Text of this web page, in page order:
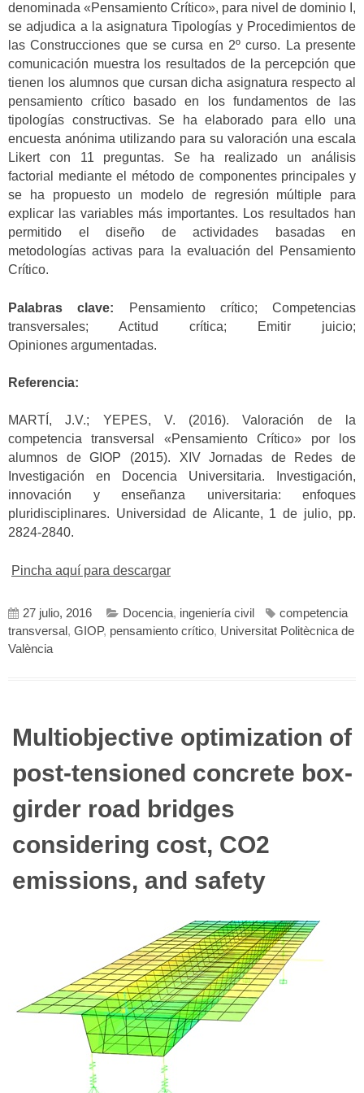
denominada «Pensamiento Crítico», para nivel de dominio I,
se adjudica a la asignatura Tipologías y Procedimientos de
las Construcciones que se cursa en 2º curso. La presente
comunicación muestra los resultados de la percepción que
tienen los alumnos que cursan dicha asignatura respecto al
pensamiento crítico basado en los fundamentos de las
tipologías constructivas. Se ha elaborado para ello una
encuesta anónima utilizando para su valoración una escala
Likert con 11 preguntas. Se ha realizado un análisis
factorial mediante el método de componentes principales y
se ha propuesto un modelo de regresión múltiple para
explicar las variables más importantes. Los resultados han
permitido el diseño de actividades basadas en
metodologías activas para la evaluación del Pensamiento
Crítico.
Palabras clave: Pensamiento crítico; Competencias
transversales; Actitud crítica; Emitir juicio;
Opiniones argumentadas.
Referencia:
MARTÍ, J.V.; YEPES, V. (2016). Valoración de la
competencia transversal «Pensamiento Crítico» por los
alumnos de GIOP (2015). XIV Jornadas de Redes de
Investigación en Docencia Universitaria. Investigación,
innovación y enseñanza universitaria: enfoques
pluridisciplinares. Universidad de Alicante, 1 de julio, pp.
2824-2840.
Pincha aquí para descargar
27 julio, 2016 Docencia, ingeniería civil
competencia
transversal , GIOP, pensamiento crítico, Universitat Politècnica de
València
Multiobjective optimization of
post-tensioned concrete box-
girder road bridges
considering cost, CO2
emissions, and safety